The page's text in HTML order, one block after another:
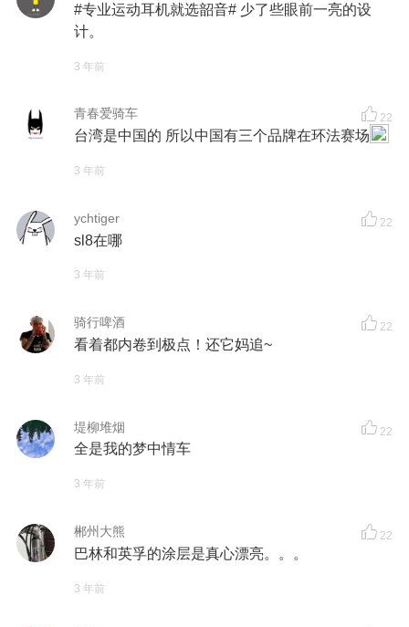
#专业运动耳机就选韶音# 少了些眼前一亮的设
计。
3 年前
青春爱骑车 22
台湾是中国的 所以中国有三个品牌在环法赛场
3 年前
ychtiger 22
sl8在哪
3 年前
骑行啤酒 22
看着都内卷到极点！还它妈追~
3 年前
堤柳堆烟 22
全是我的梦中情车
3 年前
郴州大熊 22
巴林和英孚的涂层是真心漂亮。。。
3 年前